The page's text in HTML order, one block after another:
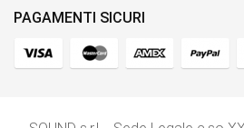
PAGAMENTI SICURI